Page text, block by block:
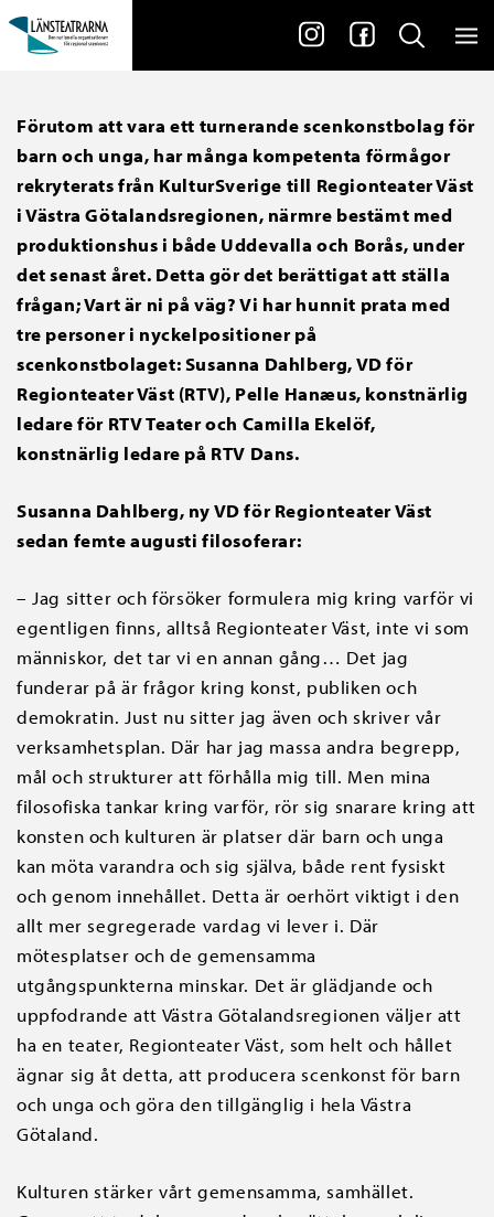
Förutom att vara ett turnerande scenkonstbolag för
barn och unga, har många kompetenta förmågor
rekryterats från KulturSverige till Regionteater Väst
i Västra Götalandsregionen, närmre bestämt med
produktionshus i både Uddevalla och Borås, under
det senast året. Detta gör det berättigat att ställa
frågan; Vart är ni på väg? Vi har hunnit prata med
tre personer i nyckelpositioner på
scenkonstbolaget: Susanna Dahlberg, VD för
Regionteater Väst (RTV), Pelle Hanæus, konstnärlig
ledare för RTV Teater och Camilla Ekelöf,
konstnärlig ledare på RTV Dans.
Susanna Dahlberg, ny VD för Regionteater Väst
sedan femte augusti filosoferar:
– Jag sitter och försöker formulera mig kring varför vi
egentligen finns, alltså Regionteater Väst, inte vi som
människor, det tar vi en annan gång… Det jag
funderar på är frågor kring konst, publiken och
demokratin. Just nu sitter jag även och skriver vår
verksamhetsplan. Där har jag massa andra begrepp,
mål och strukturer att förhålla mig till. Men mina
filosofiska tankar kring varför, rör sig snarare kring att
konsten och kulturen är platser där barn och unga
kan möta varandra och sig själva, både rent fysiskt
och genom innehållet. Detta är oerhört viktigt i den
allt mer segregerade vardag vi lever i. Där
mötesplatser och de gemensamma
utgångspunkterna minskar. Det är glädjande och
uppfodrande att Västra Götalandsregionen väljer att
ha en teater, Regionteater Väst, som helt och hållet
ägnar sig åt detta, att producera scenkonst för barn
och unga och göra den tillgänglig i hela Västra
Götaland.
Kulturen stärker vårt gemensamma, samhället.